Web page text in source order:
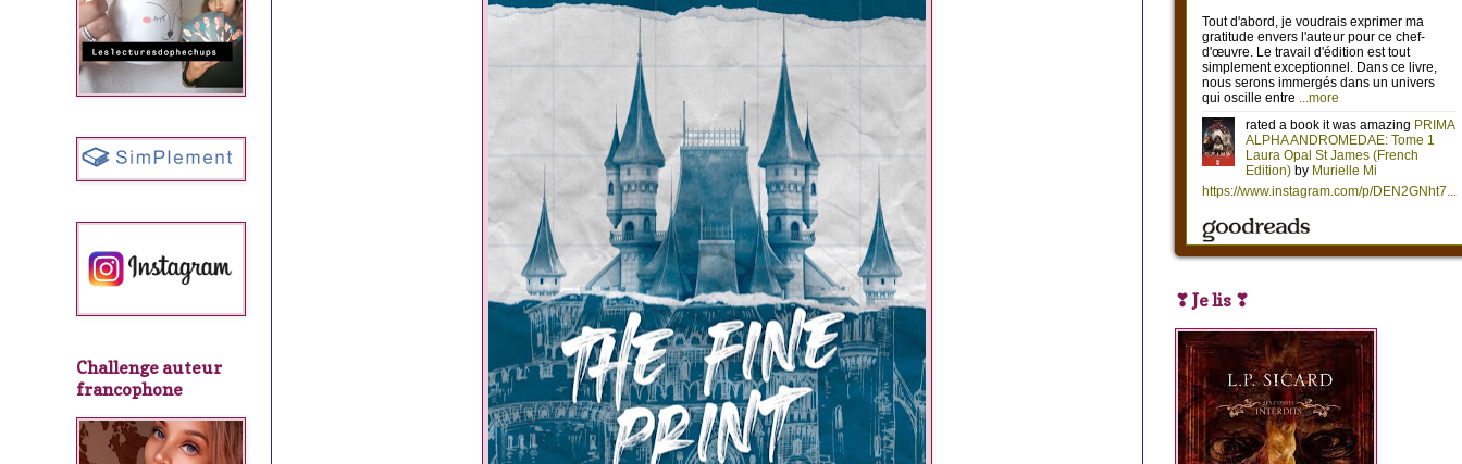
Challenge auteur
francophone
❣ Je lis ❣